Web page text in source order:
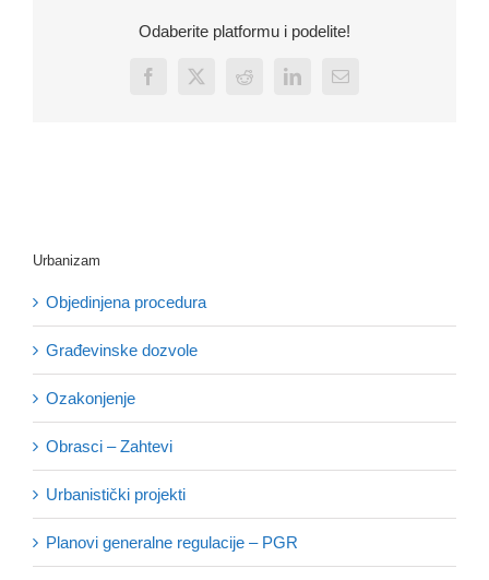
Odaberite platformu i podelite!
Facebook
X Reddit LinkedInEmail
Urbanizam
Objedinjena procedura
Građevinske dozvole
Ozakonjenje
Obrasci – Zahtevi
Urbanistički projekti
Planovi generalne regulacije – PGR